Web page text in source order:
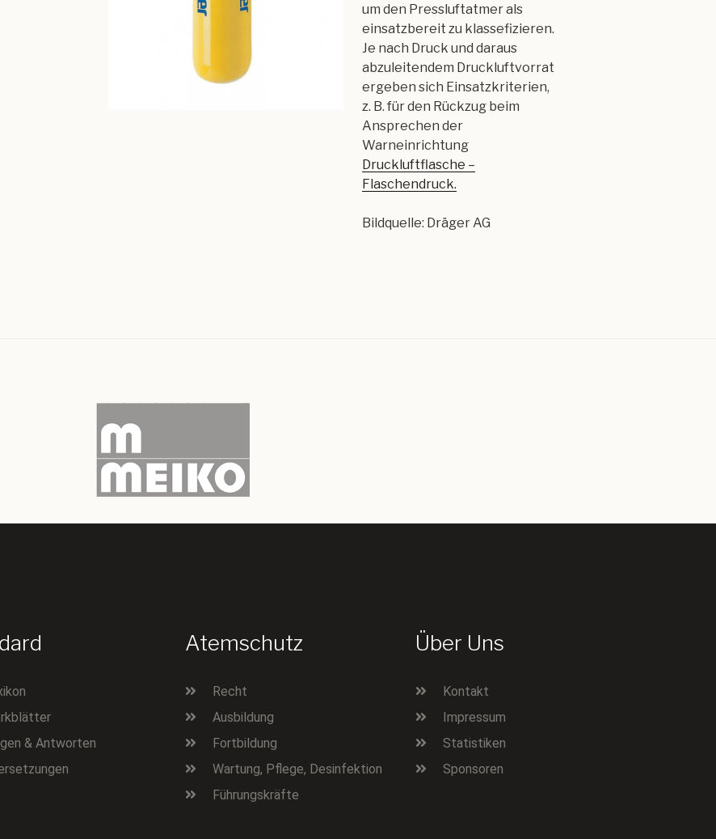
um den Pressluftatmer als
einsatzbereit zu klassefizieren.
Je nach Druck und daraus
abzuleitendem Druckluftvorrat
ergeben sich Einsatzkriterien,
z. B. für den Rückzug beim
Ansprechen der
Warneinrichtung
Druckluftflasche –
Flaschendruck.
Bildquelle: Dräger AG
& Antworten
Atemschutz
Recht
Ausbildung
Fortbildung
Wartung, Pflege, Desinfektion
Führungskräfte
Über Uns
Kontakt
Impressum
Statistiken
Sponsoren